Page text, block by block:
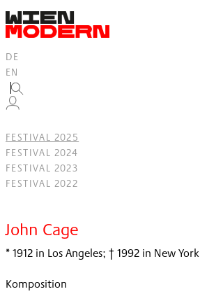
springen
DE
EN
FESTIVAL 2025
FESTIVAL 2024
FESTIVAL 2023
FESTIVAL 2022
John Cage
* 1912 in Los Angeles; † 1992 in New York
Komposition